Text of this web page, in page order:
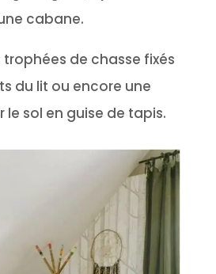
cabane.
trophées de chasse fixés
du lit ou encore une
le sol en guise de tapis.